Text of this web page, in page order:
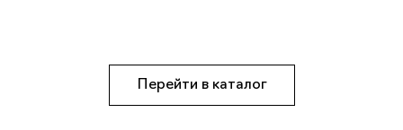
Перейти в каталог